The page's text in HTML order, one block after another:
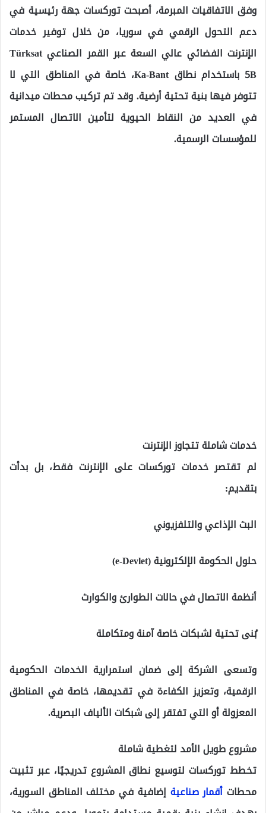
وفق الاتفاقيات المبرمة، أصبحت توركسات جهة رئيسية في
دعم التحول الرقمي في سوريا، من خلال توفير خدمات
الإنترنت الفضائي عالي السعة عبر القمر الصناعي Türksat
5B باستخدام نطاق Ka-Bant، خاصة في المناطق التي لا
تتوفر فيها بنية تحتية أرضية. وقد تم تركيب محطات ميدانية
في العديد من النقاط الحيوية لتأمين الاتصال المستمر
للمؤسسات الرسمية.
خدمات شاملة تتجاوز الإنترنت
لم تقتصر خدمات توركسات على الإنترنت فقط، بل بدأت
بتقديم:
البث الإذاعي والتلفزيوني
حلول الحكومة الإلكترونية (e-Devlet)
أنظمة الاتصال في حالات الطوارئ والكوارث
بُنى تحتية لشبكات خاصة آمنة ومتكاملة
وتسعى الشركة إلى ضمان استمرارية الخدمات الحكومية
الرقمية، وتعزيز الكفاءة في تقديمها، خاصة في المناطق
المعزولة أو التي تفتقر إلى شبكات الألياف البصرية.
مشروع طويل الأمد لتغطية شاملة
تخطط توركسات لتوسيع نطاق المشروع تدريجيًا، عبر تثبيت
محطاتأقمار صناعيةإضافية في مختلف المناطق السورية،